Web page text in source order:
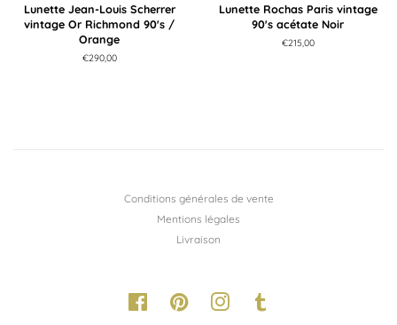
Lunette Jean-Louis Scherrer
vintage Or Richmond 90's /
Orange
Prix
€290,00
Lunette Rochas Paris vintage
90's acétate Noir
Prix
€215,00
Conditions générales de vente
Mentions légales
Livraison
FacebookPinterestInstagram